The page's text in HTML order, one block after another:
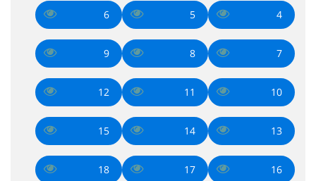
4
5
6
7
8
9
10
11
12
13
14
15
16
17
18